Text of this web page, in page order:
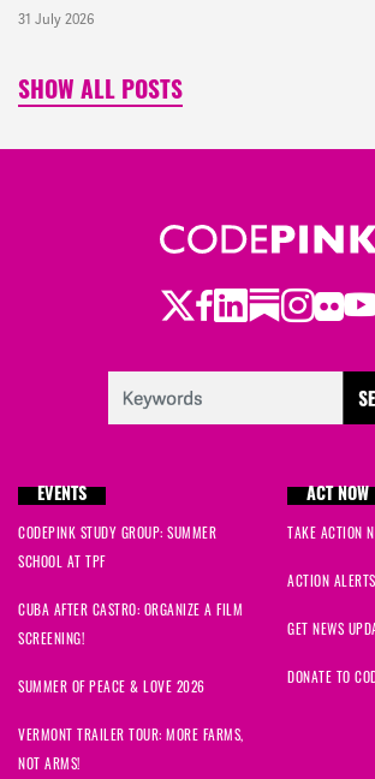
31 July 2026
SHOW ALL POSTS
Twitter
Facebook
LinkedIn
Substack
EVENTS
CODEPINK STUDY GROUP: SUMMER
SCHOOL AT TPF
CUBA AFTER CASTRO: ORGANIZE A FILM
SCREENING!
SUMMER OF PEACE & LOVE 2026
VERMONT TRAILER TOUR: MORE FARMS,
NOT ARMS!
ACT NOW
TAKE ACTION
ACTION ALERTS
GET NEWS
DONATE TO